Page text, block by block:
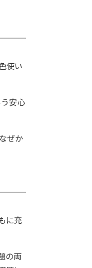
使い
安心
ぜか
に充
の両